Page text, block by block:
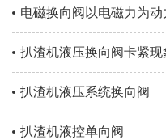
电磁换向阀以电磁力为
扒渣机液压换向阀卡紧现
扒渣机液压系统换向阀
扒渣机液控单向阀